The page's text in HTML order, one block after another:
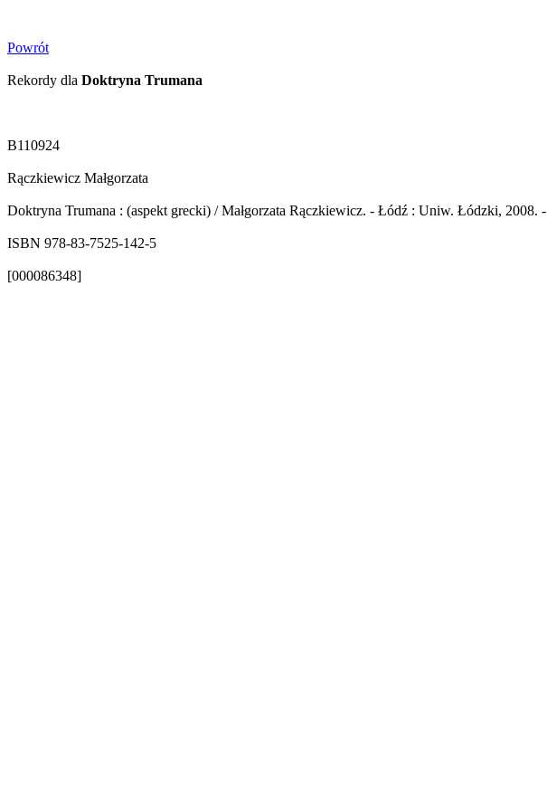
Powrót
Rekordy dla Doktryna Trumana
B110924
Rączkiewicz Małgorzata
Doktryna Trumana : (aspekt grecki) / Małgorzata Rączkiewicz. - Łódź : Uniw. Łódzki, 2008.
ISBN 978-83-7525-142-5
[000086348]